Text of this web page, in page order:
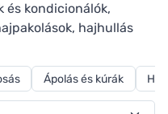
és kondicionálók,
hajhullás
termékek, a Ferwer
megtalál. Minden
mérgező
mentes, és
Ápolás és kúrák